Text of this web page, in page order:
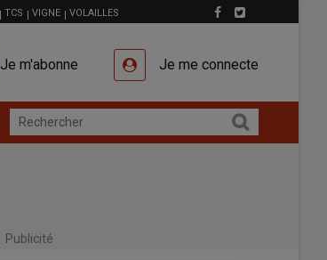
TCS VIGNE VOLAILLES
Je m'abonne Je me connecte
Publicité